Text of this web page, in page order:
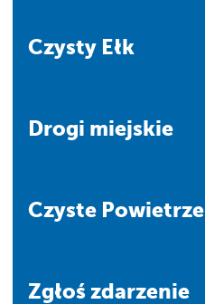
Czysty Ełk
Drogi miejskie
Czyste Powietrze
Zgłoś zdarzenie